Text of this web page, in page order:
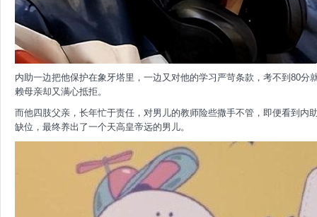
内助一边把他保护在象牙塔里，一边又对他的学习严苛条款，考不到80
赖母亲却又满心抵拒。
而他四肢父亲，长年忙于责任，对男儿的教师险些撒手不管，即便看到内
缺位，最终养出了一个天高皇帝远的男儿。